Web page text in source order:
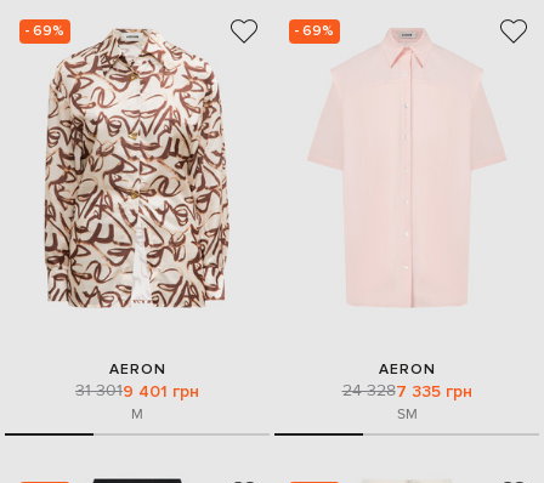
- 69%
AERON
31 3019 401 грн
M
- 69%
AERON
24 3287 335 грн
SM